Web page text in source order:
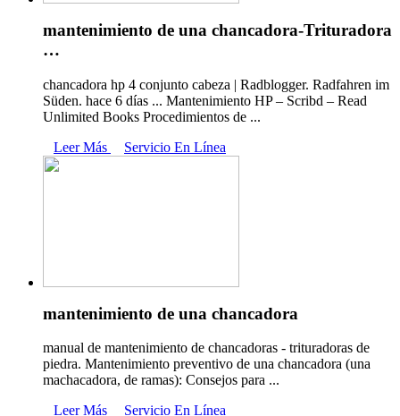
mantenimiento de una chancadora-Trituradora
…
chancadora hp 4 conjunto cabeza | Radblogger. Radfahren im
Süden. hace 6 días ... Mantenimiento HP – Scribd – Read
Unlimited Books Procedimientos de ...
Leer Más
Servicio En Línea
mantenimiento de una chancadora
manual de mantenimiento de chancadoras - trituradoras de
piedra. Mantenimiento preventivo de una chancadora (una
machacadora, de ramas): Consejos para ...
Leer Más
Servicio En Línea